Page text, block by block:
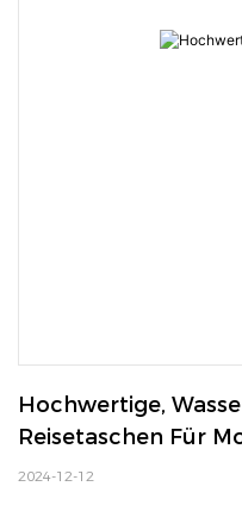
Hochwertige,
Reisetaschen Für
2024-12-12